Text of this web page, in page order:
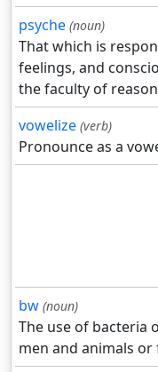
psyche (noun)
That which is
feelings, and
the faculty of
vowelize (verb)
Pronounce as a
bw (noun)
The use of bacteria
men and animals or